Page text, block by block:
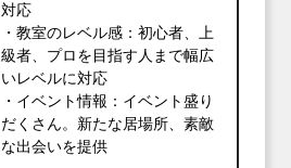
対応
・教室のレベル感：初心者、上
級者、プロを目指す人まで幅広
いレベルに対応
・イベント情報：イベント盛り
だくさん。新たな居場所、素敵
な出会いを提供